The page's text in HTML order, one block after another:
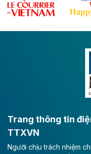
Đề xuất đầu tư
tốc CT.11 qua
Đông A dài khoảng
lực phát triển kinh
Long Thành
Tổng công ty Cảng
(ACV) vừa lập kỷ lục
Trang thông tin
TTXVN
Người chịu trách nhiệm